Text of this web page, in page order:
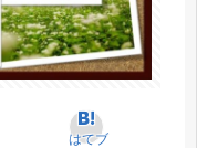
はてブ